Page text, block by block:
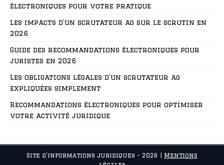
électroniques pour votre pratique
Les impacts d’un scrutateur ag sur le scrutin en
2026
Guide des recommandations électroniques pour
juristes en 2026
Les obligations légales d’un scrutateur ag
expliquées simplement
Recommandations électroniques pour optimiser
votre activité juridique
Site d'informations juridiques - 2026
Mentions